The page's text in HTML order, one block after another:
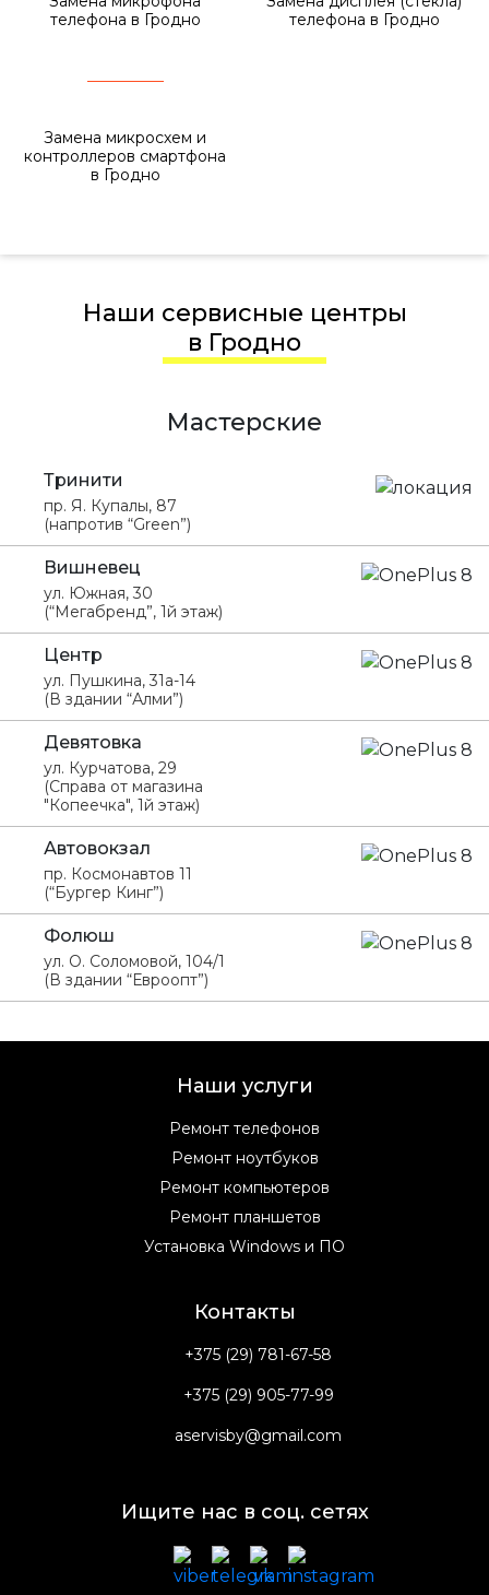
телефона в Гродно
телефона в Гродно
Замена микросхем и
контроллеров смартфона
в Гродно
Наши сервисные центры
в Гродно
Мастерские
Тринити
пр. Я. Купалы, 87
(напротив “Green”)
Вишневец
ул. Южная, 30
(“Мегабренд”, 1й этаж)
Центр
ул. Пушкина, 31а-14
(В здании “Алми”)
Девятовка
ул. Курчатова, 29
(Справа от магазина
"Копеечка", 1й этаж)
Автовокзал
пр. Космонавтов 11
(“Бургер Кинг”)
Фолюш
ул. О. Соломовой, 104/1
(В здании “Евроопт”)
Наши услуги
Ремонт телефонов
Ремонт ноутбуков
Ремонт компьютеров
Ремонт планшетов
Установка Windows и ПО
Контакты
+375 (29) 781-67-58
+375 (29) 905-77-99
aservisby@gmail.com
Ищите нас в соц. сетях